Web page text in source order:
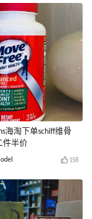
海淘下单schiff维骨
件半价
158